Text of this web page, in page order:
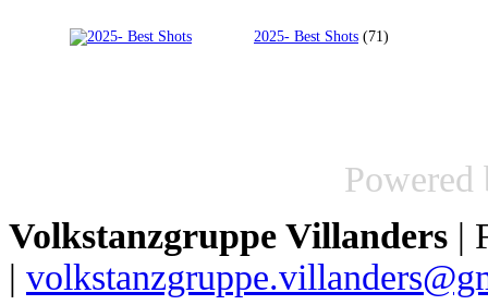
2025- Best Shots (71)
Volkstanzgruppe Villanders |
|